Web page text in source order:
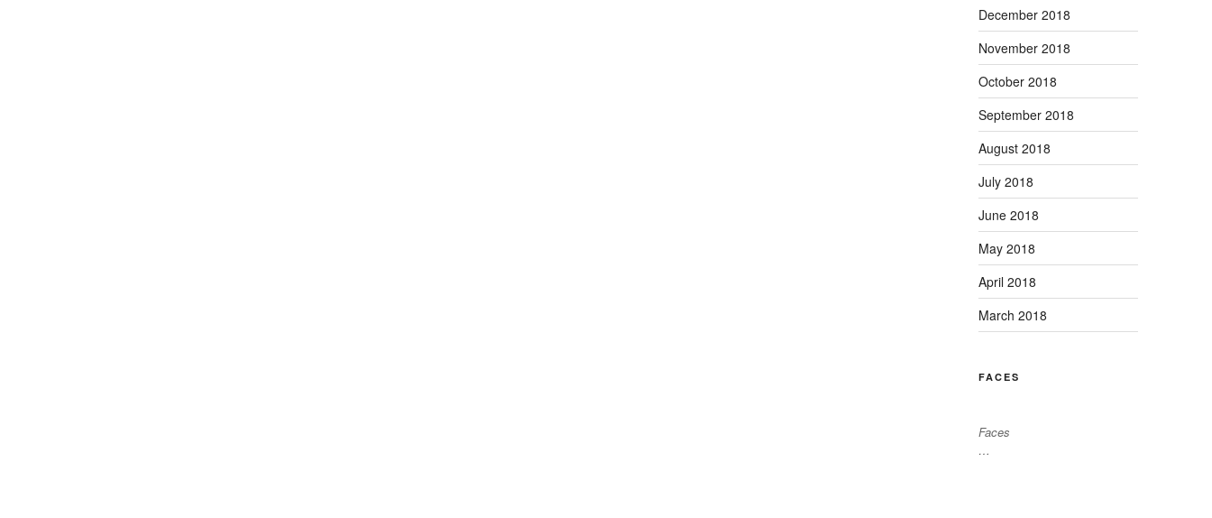
December 2018
November 2018
October 2018
September 2018
August 2018
July 2018
June 2018
May 2018
April 2018
March 2018
FACES
Faces
…